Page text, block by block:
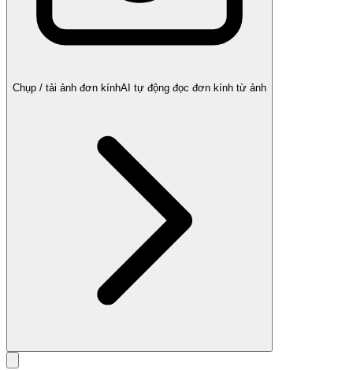
Chụp / tải ảnh đơn kínhAI tự động đọc đơn kính từ ảnh